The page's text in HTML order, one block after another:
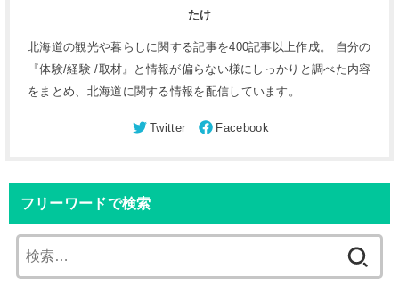
たけ
北海道の観光や暮らしに関する記事を400記事以上作成。 自分の
『体験/経験 /取材』と情報が偏らない様にしっかりと調べた内容
をまとめ、北海道に関する情報を配信しています。
フリーワードで検索
索